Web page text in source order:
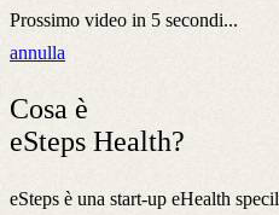
Prossimo video in 5 secondi...
annulla
Cosa è
eSteps Health?
eSteps è una start-up eHealth